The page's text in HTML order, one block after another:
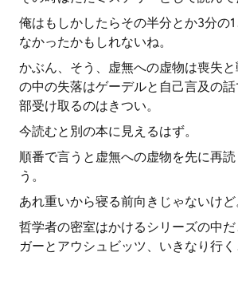
俺はもしかしたらその半分とか3分の
なかったかもしれないね。
かぶん、そう、虚無への虚物は喪失
の中の失落はゲーデルと自己言及の
部受け取るのはきつい。
今読むと別の本に見えるはず。
順番で言うと虚無への虚物を先に再
う。
あれ重いから寝る前向きじゃないけど
哲学者の密室はかけるシリーズの中
ガーとアウシュビッツ、いきなり行く